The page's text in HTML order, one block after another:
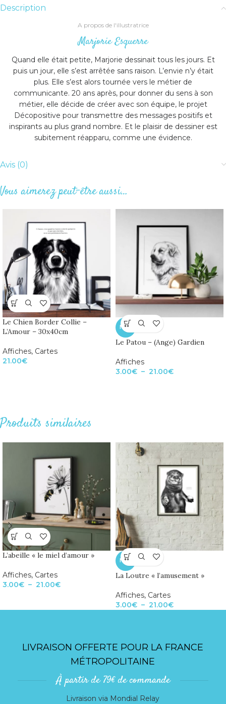
Description
A propos de l'illustratrice
Marjorie Esquerre
Quand elle était petite, Marjorie dessinait tous les jours. Et
puis un jour, elle s’est arrêtée sans raison. L’envie n’y était
plus. Elle s’est alors tournée vers le métier de
communicante. 20 ans après, pour donner du sens à son
métier, elle décide de créer avec son équipe, le projet
Décopositive pour transmettre des messages positifs et
inspirants au plus grand nombre. Et le plaisir de dessiner est
subitement réapparu, comme une évidence.
Avis (0)
Vous aimerez peut-être aussi…
Le Chien Border Collie –
L’Amour – 30x40cm
Affiches, Cartes
21.00€
NEW
Le Patou – (Ange) Gardien
Affiches
3.00€ – 21.00€
Produits similaires
L’abeille « le miel d’amour »
Affiches, Cartes
3.00€ – 21.00€
NEW
La Loutre « l’amusement »
Affiches, Cartes
3.00€ – 21.00€
LIVRAISON OFFERTE POUR LA FRANCE
MÉTROPOLITAINE
À partir de 79€ de commande
Livraison via Mondial Relay